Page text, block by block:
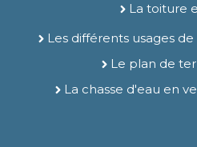
La toiture
Les différents usages
Le plan de
La chasse d'eau en